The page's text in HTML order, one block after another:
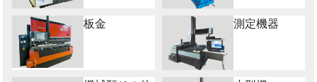
板金 測定機器